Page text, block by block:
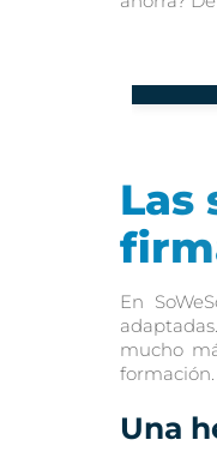
Las
En
mucho
formación.
Una